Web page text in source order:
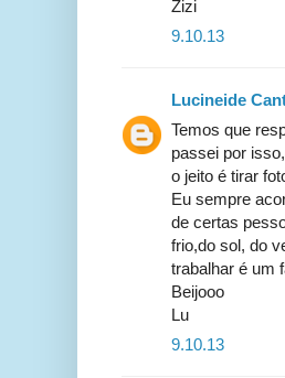
Zizi
9.10.13
Lucineide
Temos que
passei por
o jeito é tirar
Eu sempre
de certas
frio,do sol, do
trabalhar é um
Beijooo
Lu
9.10.13